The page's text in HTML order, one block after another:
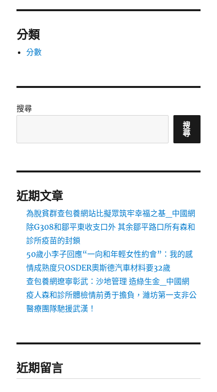
分類
分數
搜尋
搜
尋
近期文章
為脫貧群查包養網站比擬眾筑牢幸福之基_中國網
除G308和鄒平東收支口外 其余鄒平路口所有森和
診所疫苗的封鎖
50歲小李子回應“一向和年輕女性約會”：我的感
情成熟度只OSDER奧斯德汽車材料要32歲
查包養網遼寧彰武：沙地管理 造綠生金_中國網
疫人森和診所體檢情前勇于擔負，濰坊第一支非公
醫療團隊馳援武漢！
近期留言